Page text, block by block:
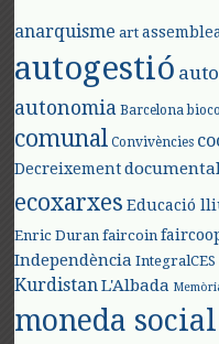
anarquisme art
autogestió
autonomia Barcelona
comunal Convivències
Decreixement
ecoxarxes Educació
Enric Duran faircoin
Independència IntegralCES
KurdistanL'Albada
moneda social